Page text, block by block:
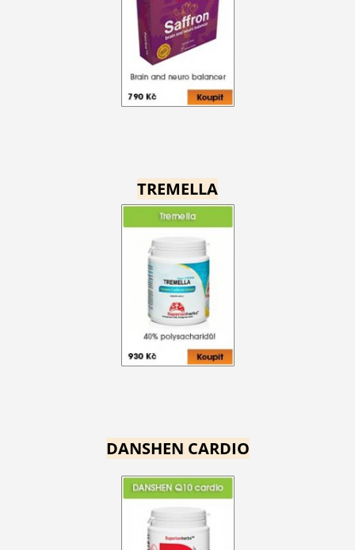
TREMELLA
DANSHEN CARDIO